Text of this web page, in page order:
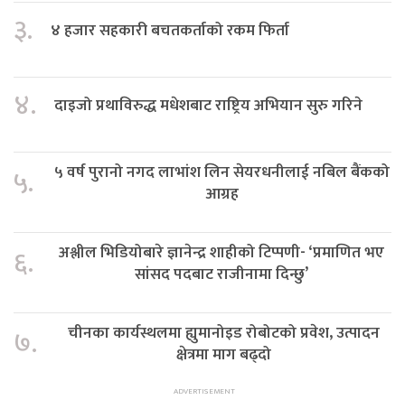
३. ४ हजार सहकारी बचतकर्ताको रकम फिर्ता
४. दाइजो प्रथाविरुद्ध मधेशबाट राष्ट्रिय अभियान सुरु गरिने
५.
५ वर्ष पुरानो नगद लाभांश लिन सेयरधनीलाई नबिल बैंकको
आग्रह
६.
अश्लील भिडियोबारे ज्ञानेन्द्र शाहीको टिप्पणी- ‘प्रमाणित भए
सांसद पदबाट राजीनामा दिन्छु’
७.
चीनका कार्यस्थलमा ह्युमानोइड रोबोटको प्रवेश, उत्पादन
क्षेत्रमा माग बढ्दो